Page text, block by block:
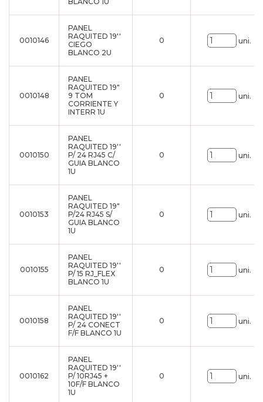
0010146
PANEL
RAQUITED 19''
CIEGO
BLANCO 2U
0 uni.
0010148
PANEL
RAQUITED 19"
9 TOM
CORRIENTE Y
INTERR 1U
0 uni.
0010150
PANEL
RAQUITED 19''
P/ 24 RJ45 C/
GUIA BLANCO
1U
0 uni.
0010153
PANEL
RAQUITED 19"
P/24 RJ45 S/
GUIA BLANCO
1U
0 uni.
0010155
PANEL
RAQUITED 19''
P/ 15 RJ_FLEX
BLANCO 1U
0 uni.
0010158
PANEL
RAQUITED 19''
P/ 24 CONECT
F/F BLANCO 1U
0 uni.
0010162
PANEL
RAQUITED 19''
P/ 10RJ45 +
10F/F BLANCO
1U
0 uni.